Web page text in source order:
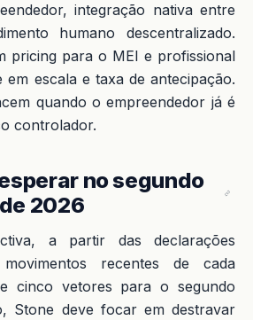
integração nativa entre
humano descentralizado.
pricing para o MEI e profissional
em escala e taxa de antecipação.
quando o empreendedor já é
controlador.
no segundo
2026
a partir das declarações
recentes de cada
cinco vetores para o segundo
Stone deve focar em destravar